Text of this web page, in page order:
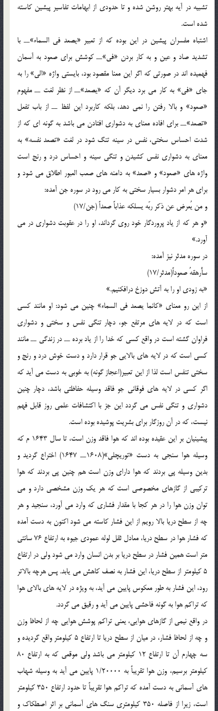
تشبيه در آيه بهتر روشن شده و تا حدودي از ابهامات تفاسير پيشين کاسته
شده است.
اشتباه مفسران پيشين در اين بوده که از تعبير «يصعد في السماء»ــ با
تشديد صاد و عين و به کار بردن «في»ــ کوشش براي صعود به آسمان
فهميده اند در صورتي که اگر اين معنا مقصود بود، بايستي واژه «الي» را به
جاي «في» به کار مي برد ديگر آن که «يصعد»ــ از نظر لغت ــ مفهوم
«صعود» و بالا رفتن را نمي دهد، بلکه کاربرد اين لفظ ــ از باب تفعل
«تصعد»ــ براي افاده معناي به دشواري افتادن مي باشد به گونه اي که از
شدت احساس سختي، نفس در سينه تنگ شود در لغت «تصعد نفسه» به
معناي به دشواري نفس کشيدن و تنگي سينه و احساس درد و رنج است
واژه هاي «صعود» و «صعد» به دامنه هاي صعب العبور اطلاق مي شود و
براي هر امر دشوار بسيار سختي به کار مي رود در سوره جن آمده:
و من يُعرض عن ذکر ربّه يسلکه عذاباً صعداً (جن/17)
«و هر که از ياد پروردگار خود روي گرداند، او را در عقوبت دشواري در مي
آورد.»
در سوره مدثر نيز آمده:
سأُرهقهُ صعوداً(مدثر/17)
«به زودي او را به آتش دوزخ درافکنيم.»
از اين رو معناي «کانما يصعد في السماء» چنين مي شود: او مانند کسي
است که در لايه هاي مرتفع جو، دچار تنگي نفس و سختي و دشواري
فراوان گشته است در واقع کسي که خدا را از ياد برده ــ در زندگي ــ مانند
کسي است که در لايه هاي بالايي جو قرار دارد و دست خوش درد و رنج و
سختي تنفس است لذا از اين تعبير(اعجاز گونه) به خوبي به دست مي آيد که
اگر کسي در لايه هاي فوقاني جو فاقد وسيله حفاظتي باشد، دچار چنين
دشواري و تنگي نفس مي گردد اين جز با اکتشافات علمي روز قابل فهم
نيست، که در آن روزگار براي بشريت پوشيده بوده است.
پيشينيان بر اين عقيده بوده اند که هوا فاقد وزن است، تا سال 1643 م که
وسيله هوا سنجي به دست «توريچلي»(1608ــ 1647) اختراع گرديد و
بدين وسيله پي بردند که هوا داراي وزن است هم چنين پي بردند که هوا
ترکيبي از گازهاي مخصوصي است که هر يک وزن مشخصي دارد و مي
توان وزن هوا را در هر کجا با مقدار فشاري که وارد مي آورد، سنجيد و هر
چه از سطح دريا بالا رويم از اين فشار کاسته مي شود اکنون به دست آمده
که فشار هوا در سطح دريا، معادل ثقل لوله عمودي جيوه به ارتفاع 76 سانتي
متر است همين فشار در سطح دريا بر بدن انسان وارد مي شود ولي در ارتفاع
5 کيلومتر از سطح دريا، اين فشار به نصف کاهش مي يابد. پس هرچه بالاتر
رود، اين فشار به طور معکوس پايين مي آيد، به ويژه در لايه هاي بالاي هوا
که تراکم هوا به گونه فاحشي پايين مي آيد و رقيق مي گردد.
در واقع نيمي از گازهاي هوايي، يعني تراکم پوشش هوايي چه از لحاظ وزن
و چه از لحاظ فشار، در ميان از سطح دريا تا ارتفاع 5 کيلومتر واقع گرديده و
سه چهارم آن تا ارتفاع 12 کيلومتر مي باشد ولي موقعي که به ارتفاع 80
کيلومتر برسيم، وزن هوا تقريباً به 1/20000 پايين مي آيد به وسيله شهاب
هاي آسماني به دست آمده که تراکم هوا تقريباً تا حدود ارتفاع 350 کيلومتر
است، زيرا از فاصله 350 کيلومتري سنگ هاي آسماني بر اثر اصطکاک و